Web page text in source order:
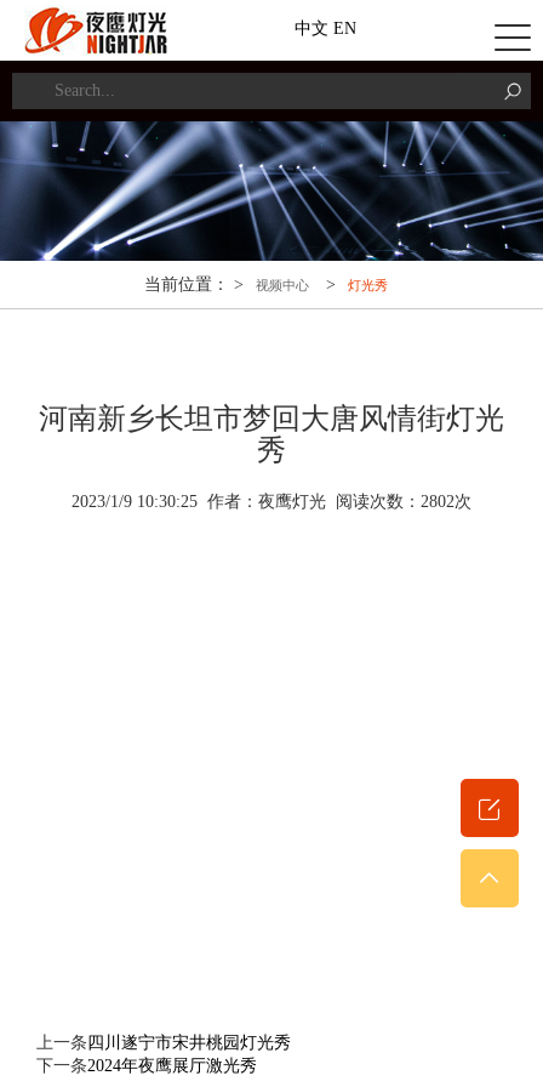
中文 EN
当前位置： > 视频中心 > 灯光秀
河南新乡长坦市梦回大唐风情街灯光
秀
2023/1/9 10:30:25 作者：夜鹰灯光 阅读次数： 2802次
上一条 四川遂宁市宋井桃园灯光秀
下一条2024年夜鹰展厅激光秀